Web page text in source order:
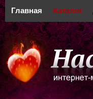
Главная Каталог